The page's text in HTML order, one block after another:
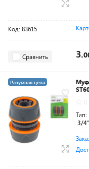
Код: 83615
Сравнить 3.
Разумная цена
Тип:
3/4"